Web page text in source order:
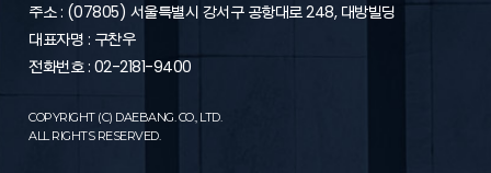
주소 : (07805) 서울특별시 강서구 공항대로 248, 대방빌딩
대표자명 : 구찬우
전화번호 : 02-2181-9400
COPYRIGHT (C) DAEBANG. CO., LTD.
ALL RIGHTS RESERVED.